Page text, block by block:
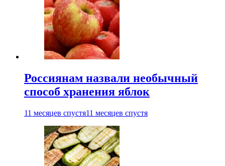
Россиянам назвали необычный
способ хранения яблок
11 месяцев спустя11 месяцев спустя